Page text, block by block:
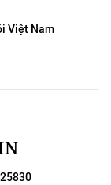
Việt Nam